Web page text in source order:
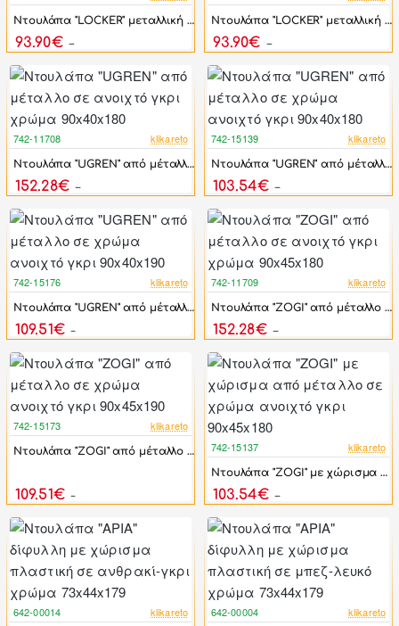
Ντουλάπα "LOCKER" μεταλλική σε γκρι χρώμα 90x40x90
93.90€
Ντουλάπα "LOCKER" μεταλλική σε λευκό χρώμα 90x40x90
93.90€
-17%
742-11708 klikareto
Ντουλάπα "UGREN" από μέταλλο σε ανοιχτό γκρι χρώμα 90x40x180
152.28€
-17%
742-15139 klikareto
Ντουλάπα "UGREN" από μέταλλο σε χρώμα ανοιχτό γκρι 90x40x180
103.54€
-17%
742-15176 klikareto
Ντουλάπα "UGREN" από μέταλλο σε χρώμα ανοιχτό γκρι 90x40x190
109.51€
-17%
742-11709 klikareto
Ντουλάπα "ZOGI" από μέταλλο σε ανοιχτό γκρι χρώμα 90x45x180
152.28€
-17%
742-15173 klikareto
Ντουλάπα "ZOGI" από μέταλλο σε χρώμα ανοιχτό γκρι 90x45x190
109.51€
-17%
742-15137 klikareto
Ντουλάπα "ZOGI" με χώρισμα από μέταλλο σε χρώμα ανοιχτό γκρι 90x45x180
103.54€
-21%
642-00014 klikareto -21%
642-00004 klikareto